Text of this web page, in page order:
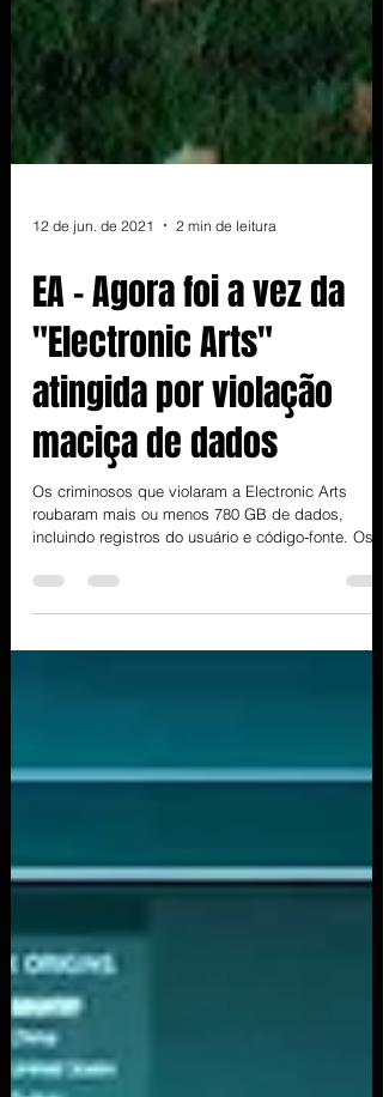
12 de jun. de 2021 2 min de leitura
EA - Agora foi a vez da
"Electronic Arts"
atingida por violação
maciça de dados
Os criminosos que violaram a Electronic Arts